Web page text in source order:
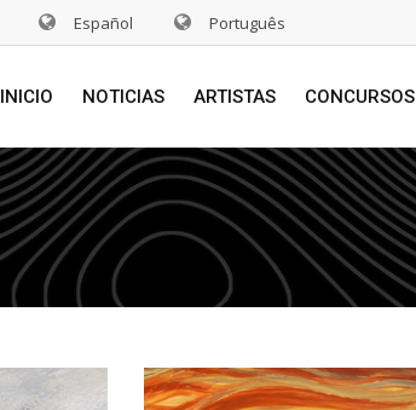
Español Português
INICIO NOTICIAS ARTISTAS CONCURSOS